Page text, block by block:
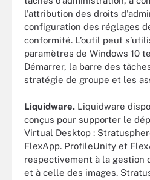
l'attribution des droits
configuration des réglages
conformité. L’outil peut
paramètres de Windows 10
Démarrer, la barre des
stratégie de groupe et les
Liquidware. Liquidware
conçus pour supporter le
Virtual Desktop :
FlexApp. ProfileUnity et
respectivement à la gestion
et à celle des images.